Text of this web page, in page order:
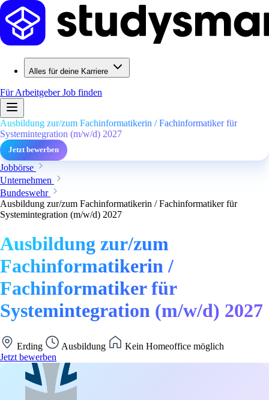
Alles für deine Karriere
Für ArbeitgeberJob finden
Ausbildung zur/zum Fachinformatikerin / Fachinformatiker für
Systemintegration (m/w/d) 2027
Jetzt bewerben
Jobbörse
Unternehmen
Bundeswehr
Ausbildung zur/zum Fachinformatikerin / Fachinformatiker für
Systemintegration (m/w/d) 2027
Ausbildung zur/zum
Fachinformatikerin /
Fachinformatiker für
Systemintegration (m/w/d) 2027
Erding Ausbildung
Kein Homeoffice möglich
Jetzt bewerben